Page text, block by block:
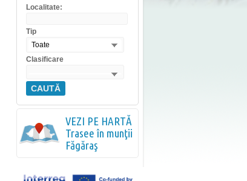
Localitate:
Tip
Toate
Clasificare
CAUTĂ
VEZI PE HARTĂ
Trasee în munţii
Făgăraş